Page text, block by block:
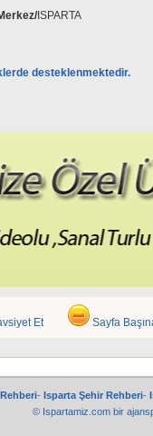
ISPARTA
desteklenmektedir.
Et Sayfa
- Isparta Şehir Rehberi-
© Ispartamiz.com bir